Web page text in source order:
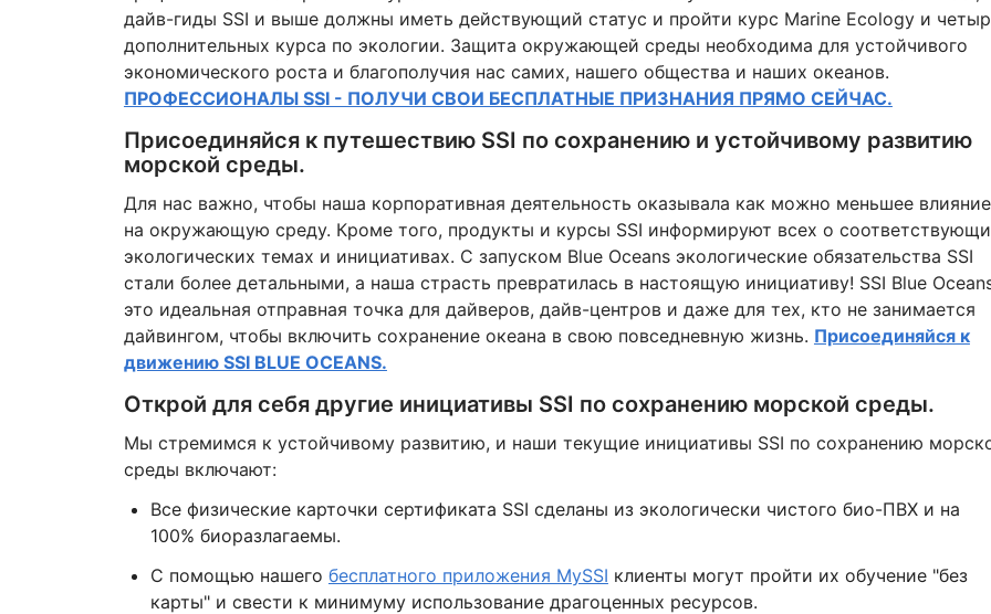
дайв-гиды SSI и выше должны иметь действующий статус и пройти курс Marine Ecology и
дополнительных курса по экологии. Защита окружающей среды необходима для устойчивого
экономического роста и благополучия нас самих, нашего общества и наших океанов.
ПРОФЕССИОНАЛЫ SSI - ПОЛУЧИ СВОИ БЕСПЛАТНЫЕ ПРИЗНАНИЯ ПРЯМО СЕЙЧАС.
Присоединяйся к путешествию SSI по сохранению и устойчивому развитию
морской среды.
Для нас важно, чтобы наша корпоративная деятельность оказывала как можно меньшее влияние
на окружающую среду. Кроме того, продукты и курсы SSI информируют всех о
экологических темах и инициативах. С запуском Blue Oceans экологические обязательства SSI
стали более детальными, а наша страсть превратилась в настоящую инициативу! SSI Blue
это идеальная отправная точка для дайверов, дайв-центров и даже для тех, кто не занимается
дайвингом, чтобы включить сохранение океана в свою повседневную жизнь. Присоединяйся к
движению SSI BLUE OCEANS.
Открой для себя другие инициативы SSI по сохранению морской среды.
Мы стремимся к устойчивому развитию, и наши текущие инициативы SSI по сохранению
среды включают:
Все физические карточки сертификата SSI сделаны из экологически чистого био-ПВХ и на
100% биоразлагаемы.
С помощью нашего бесплатного приложения MySSI клиенты могут пройти их обучение "без
карты" и свести к минимуму использование драгоценных ресурсов.